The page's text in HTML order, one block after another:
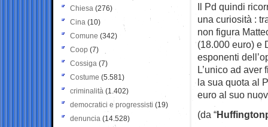
Il Pd quindi
una curiosità :
non figura
(18.000 euro) e
esponenti
L’unico ad
la sua quota al
euro al suo
(da “
Chiesa (276)
Cina (10)
Comune (342)
Coop (7)
Cossiga (7)
Costume (5.581)
criminalità (1.402)
democratici e progressisti (19)
denuncia (14.528)